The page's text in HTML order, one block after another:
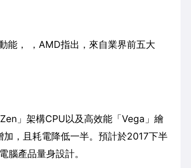
能， ，AMD指出，來自業界前五大
」架構CPU以及高效能「Vega」繪
，且耗電降低一半。預計於2017下半
產品量身設計。